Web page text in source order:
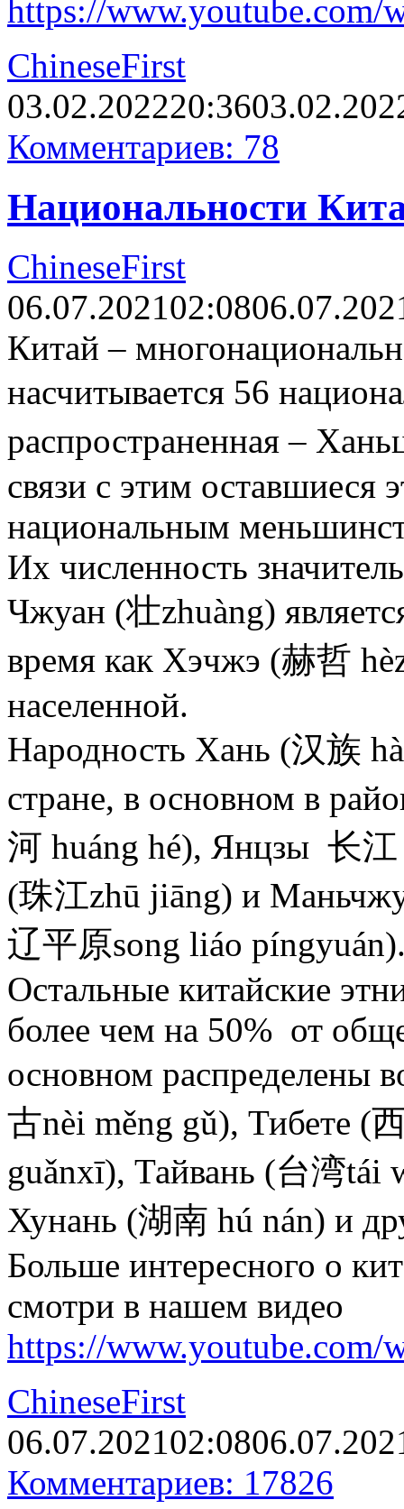
https://
ChineseFirst
03.02.202220:36
Комментариев: 78
Национальности
ChineseFirst
06.07.202102:08
Китай –
насчитывается 56
распространенная –
связи с этим оставшиеся
национальным
Их численность
Чжуан (壮zhuàng)
время как Хэчжэ (赫哲
населенной.
Народность Хань (汉族
стране, в основном в
河 huáng hé), Янцзы 长
(珠江zhū jiāng) и
辽平原song liáo
Остальные китайские
более чем на 50% от
основном распределены
古nèi měng gǔ), Тибете (
guǎnxī), Тайвань (台湾tái
Хунань (湖南 hú nán) и
Больше интересного о
смотри в нашем видео
https://
ChineseFirst
06.07.202102:08
Комментариев: 17826